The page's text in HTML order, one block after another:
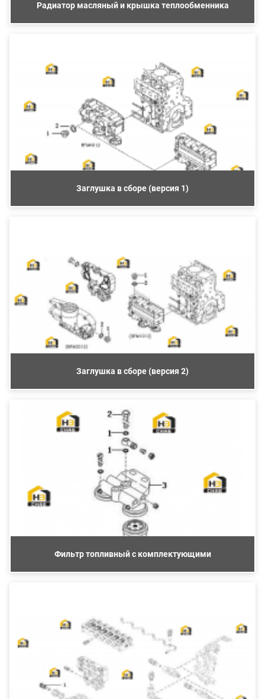
Радиатор масляный и крышка теплообменника
Заглушка в сборе (версия 1)
Заглушка в сборе (версия 2)
Фильтр топливный с комплектующими